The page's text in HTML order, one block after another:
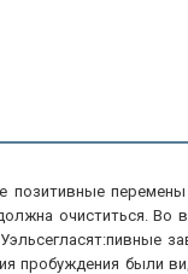
позитивные
очиститься. Во
пробуждения были